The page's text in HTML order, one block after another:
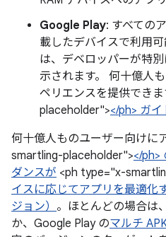
Google Play: すべての
載したデバイスで利用
は、デベロッパーが特
示されます。 何十億人
ペリエンスを提供でき
placeholder"></ph> ガ
何十億人ものユーザー向けに
smartling-placeholder"></ph>
ダンスが <ph type="x-
イスに応じてアプリを最適化
ジョン） 。ほとんどの場合は
か、Google Play のマルチ